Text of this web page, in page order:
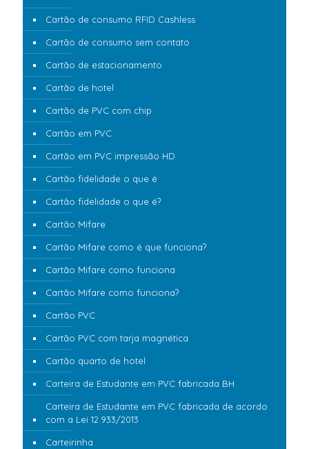
Cartão de consumo RFID Cashless
Cartão de consumo sem contato
Cartão de estacionamento
Cartão de hotel
Cartão de PVC com chip
Cartão em PVC
Cartão em PVC impressão HD
Cartão fidelidade o que é
Cartão fidelidade o que é?
Cartão Mifare
Cartão Mifare como é que funciona?
Cartão Mifare como funciona
Cartão Mifare como funciona?
Cartão PVC
Cartão PVC com tarja magnética
Cartão quarto de hotel
Carteira de Estudante em PVC fabricada BH
Carteira de Estudante em PVC fabricada de acordo
com a Lei 12.933/2013
Carteirinha